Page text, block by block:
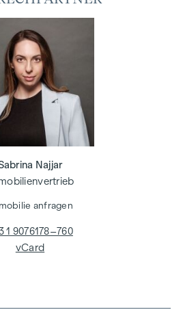
Najjar
anfragen
1 9076178–760
vCard